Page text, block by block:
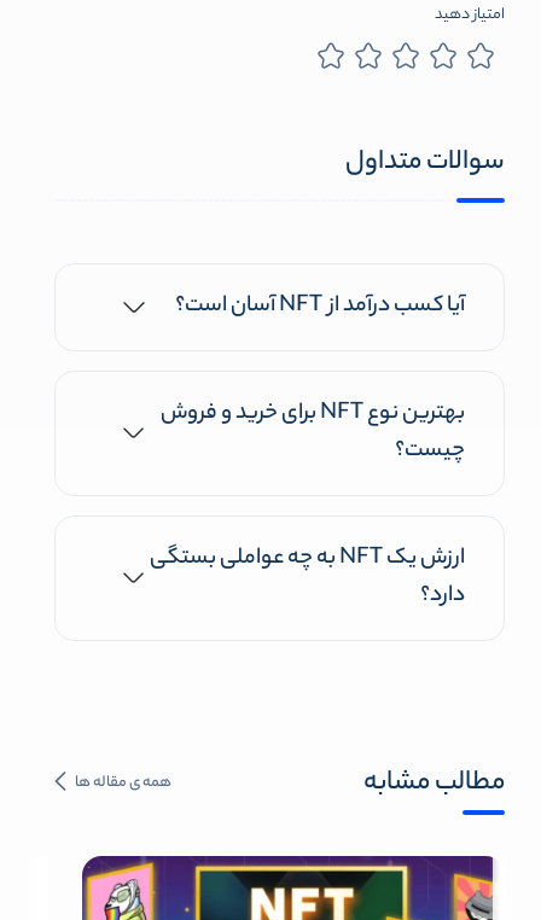
امتیاز دهید
سوالات متداول
آیا کسب درآمد از NFT آسان است؟
بهترین نوع NFT‌ برای خرید و فروش
چیست؟
ارزش یک NFT به چه عواملی بستگی
دارد؟
مطالب مشابه همه ی مقاله ها